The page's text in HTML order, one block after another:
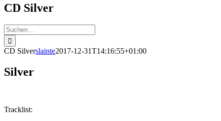
CD Silver
Suche
nach:
CD Silverslainte2017-12-31T14:16:55+01:00
Silver
Tracklist: